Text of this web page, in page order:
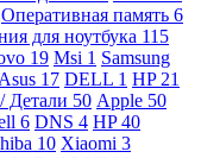
Оперативная память 6
для ноутбука 115
19 Msi 1 Samsung
Asus 17 DELL 1 HP 21
50 Apple 50
6 DNS 4 HP40
10 Xiaomi 3